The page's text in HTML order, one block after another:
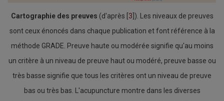
Cartographie des preuves (d'après [ 3 ]). Les niveaux de preuves
sont ceux énoncés dans chaque publication et font référence à la
méthode GRADE. Preuve haute ou modérée signifie qu'au moins
un critère à un niveau de preuve haut ou modéré, preuve basse ou
très basse signifie que tous les critères ont un niveau de preuve
bas ou très bas. L'acupuncture montre dans les diverses